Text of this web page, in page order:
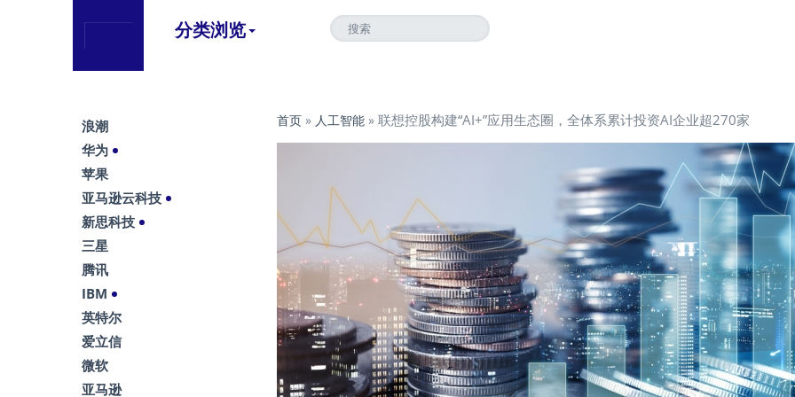
分类浏览
首页 » 人工智能 » 联想控股构建“AI+”应用生态圈，全体系累计投资AI企业超270家
浪潮
华为
苹果
亚马逊云科技
新思科技
三星
腾讯
IBM
英特尔
爱立信
微软
亚马逊